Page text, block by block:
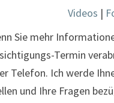
Videos |
Sie mehr
Termin
Telefon. Ich werde
und Ihre Fragen